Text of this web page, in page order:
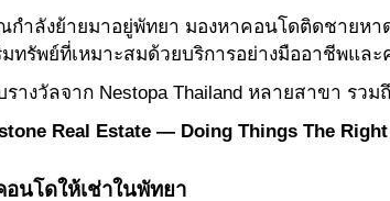
ำลังย้ายมาอยู่พัทยา มองหาคอนโดติดชายหา
มทรัพย์ที่เหมาะสมด้วยบริการอย่างมืออาชีพแล
างวัลจาก Nestopa Thailand หลายสาขา รวม
Real Estate — Doing Things The Right
อนโดให้เช่าในพัทยา